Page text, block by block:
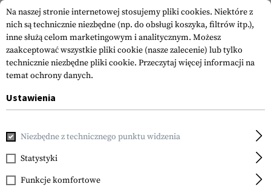
Petzl
WILLIAM Triact-Lock
Na naszej stronie internetowej stosujemy pliki cookies. Niektóre z
nich są technicznie niezbędne (np. do obsługi koszyka, filtrów itp.),
inne służą celom marketingowym i analitycznym. Możesz
zaakceptować wszystkie pliki cookie (nasze zalecenie) lub tylko
technicznie niezbędne pliki cookie. Przeczytaj więcej informacji na
temat ochrony danych.
Ustawienia
Niezbędne z technicznego punktu widzenia
Statystyki
Funkcje komfortowe